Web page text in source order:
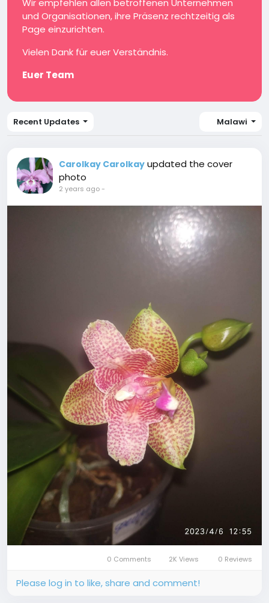
Wir empfehlen allen betroffenen Unternehmen
und Organisationen, ihre Präsenz rechtzeitig als
Page einzurichten.
Vielen Dank für euer Verständnis.
Euer Team
Recent Updates Malawi
Carolkay Carolkay updated the cover
photo
2 years ago-
0 Comments 2K Views 0 Reviews
Please log in to like, share and comment!